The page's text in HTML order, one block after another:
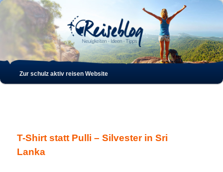
Hauptmenü
Zum
Zum
wechseln
Zur schulz aktiv reisen Website
T-Shirt statt Pulli – Silvester in Sri
Lanka